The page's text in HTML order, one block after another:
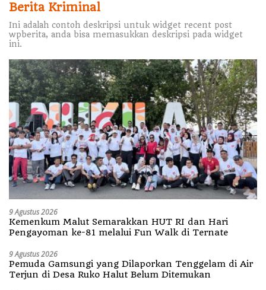
Berita Kriminal
Ini adalah contoh deskripsi untuk widget recent post
wpberita, anda bisa memasukkan deskripsi pada widget
ini.
9 Agustus 2026
Kemenkum Malut Semarakkan HUT RI dan Hari
Pengayoman ke-81 melalui Fun Walk di Ternate
9 Agustus 2026
Pemuda Gamsungi yang Dilaporkan Tenggelam di Air
Terjun di Desa Ruko Halut Belum Ditemukan